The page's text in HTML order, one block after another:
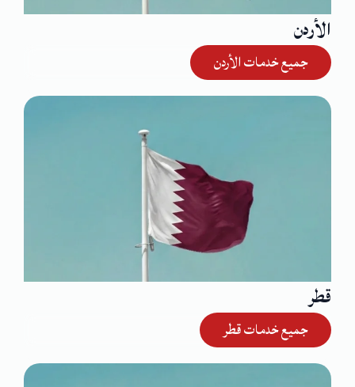
الأردن
جميع خدمات الأردن
قطر
جميع خدمات قطر